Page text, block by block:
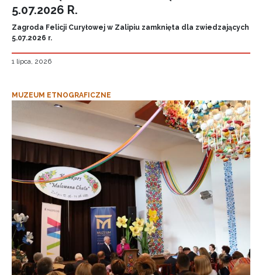
5.07.2026 R.
Zagroda Felicji Curyłowej w Zalipiu zamknięta dla zwiedzających
5.07.2026 r.
1 lipca, 2026
MUZEUM ETNOGRAFICZNE